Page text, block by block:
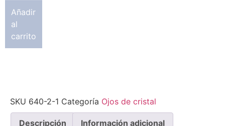
Añadir
al
carrito
SKU 640-2-1 Categoría Ojos de cristal
Descripción Información adicional